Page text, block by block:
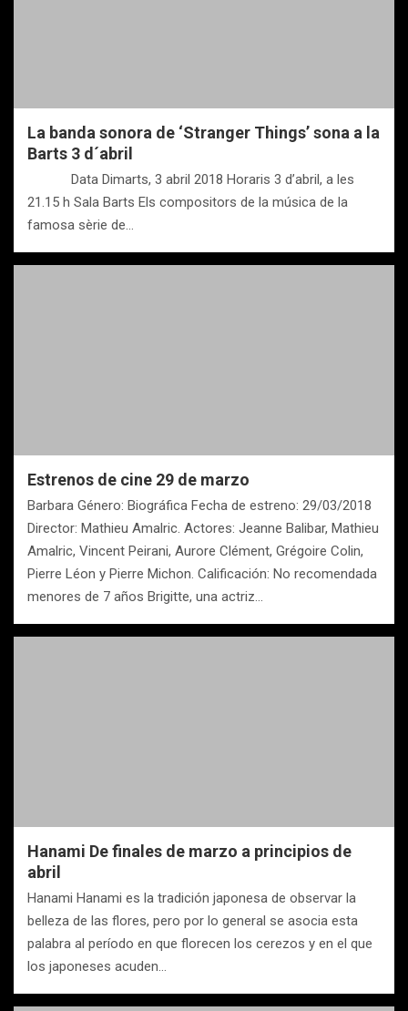
La banda sonora de ‘Stranger Things’ sona a la
Barts 3 d´abril
Data Dimarts, 3 abril 2018 Horaris 3 d’abril, a les
21.15 h Sala Barts Els compositors de la música de la
famosa sèrie de…
Estrenos de cine 29 de marzo
Barbara Género: Biográfica Fecha de estreno: 29/03/2018
Director: Mathieu Amalric. Actores: Jeanne Balibar, Mathieu
Amalric, Vincent Peirani, Aurore Clément, Grégoire Colin,
Pierre Léon y Pierre Michon. Calificación: No recomendada
menores de 7 años Brigitte, una actriz…
Hanami De finales de marzo a principios de
abril
Hanami Hanami es la tradición japonesa de observar la
belleza de las flores, pero por lo general se asocia esta
palabra al período en que florecen los cerezos y en el que
los japoneses acuden…